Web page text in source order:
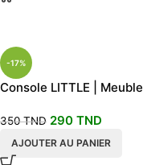
-17%
Console LITTLE | Meuble
350TND 290 TND
AJOUTER AU PANIER